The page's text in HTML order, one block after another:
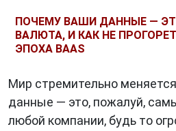
Первичные данные
непосредственного
уже существующих
статистических сборников,
публикаций.
ПОЧЕМУ ВАШИ ДАННЫЕ —
ВАЛЮТА, И КАК НЕ
ЭПОХА BAAS
Мир стремительно
данные — это, пожалуй,
любой компании, будь то